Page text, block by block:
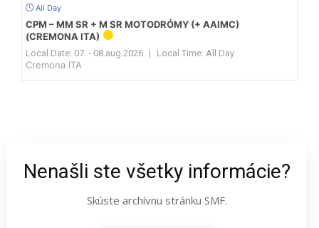
All Day
CPM – MM SR + M SR MOTODRÓMY (+ AAIMC)
(CREMONA ITA)
Local Date: 07. - 08.aug 2026 | Local Time: All Day
Cremona ITA
Nenašli ste všetky informácie?
Skúste archívnu stránku SMF.